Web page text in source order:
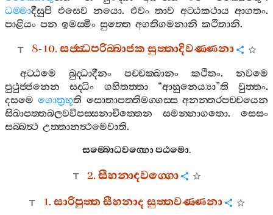
ධම‍්මාදීසුපි එසෙව නයො. එවං තාව අට‍්ඨකථාය ආගතං.
පාළියං පන ඉමස‍්මිං සුත‍්තෙ අගතිගමනානි කථිතානි.
8-10.සජ‍්ඣපරිබ‍්බාජකසුත‍්තාදිවණ‍්ණනා
අට‍්ඨමෙ බුද‍්ධාදීනං පච‍්චක‍්ඛානං කථිතං. නවමෙ
පුථුජ‍්ජනෙන
සද‍්ධිං ගහිතත‍්තා“ආහුනෙය්‍යා”ති වුත‍්තං.
දසමෙ ගොත්‍රභූති සොතාපත‍්තිමග‍්ගස‍්ස අනන‍්තරපච‍්චයෙන
සිඛාපත‍්තබලවවිපස‍්සනාචිත‍්තෙන
සමන‍්නාගතො. සෙසං
සබ‍්බත්‍ථ උත‍්තානත්‍ථමෙවාති.
සම‍්බොධවග‍්ගොපඨමො.
2.සීහනාදවග‍්ගො
1.සාරිපුත‍්තසීහනාදසුත‍්තවණ‍්ණනා